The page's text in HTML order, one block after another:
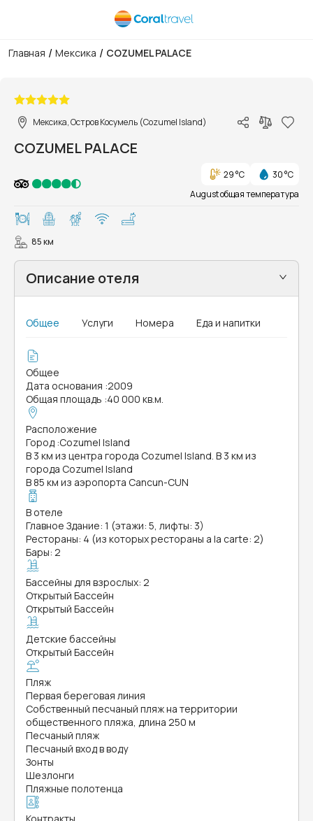
Главная / Мексика / COZUMEL PALACE
Мексика, Остров Косумель (Cozumel Island)
COZUMEL PALACE
29 °C
30 °C
August общая температура
85 км
Описание отеля
Общее Услуги Номера Еда и напитки
Общее
Дата основания :2009
Общая площадь :40 000 кв.м.
Расположение
Город :Cozumel Island
В 3 км из центра города Cozumel Island. В 3 км из
города Cozumel Island
В 85 км из аэропорта Cancun-CUN
В отеле
Главное Здание: 1 (этажи: 5, лифты: 3)
Рестораны: 4 (из которых рестораны a la carte: 2)
Бары: 2
Бассейны для взрослых: 2
Открытый Бассейн
Открытый Бассейн
Детские бассейны
Открытый Бассейн
Пляж
Первая береговая линия
Собственный песчаный пляж на территории
общественного пляжа, длина 250 м
Песчаный пляж
Песчаный вход в воду
Зонты
Шезлонги
Пляжные полотенца